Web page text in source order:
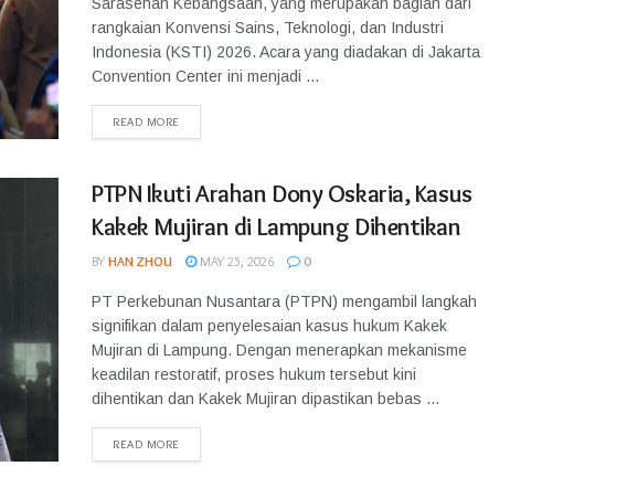
rangkaian Konvensi Sains, Teknologi, dan Industri
Indonesia (KSTI) 2026. Acara yang diadakan di Jakarta
Convention Center ini menjadi ...
READ MORE
PTPN Ikuti Arahan Dony Oskaria, Kasus
Kakek Mujiran di Lampung Dihentikan
BY HAN ZHOU MAY 25, 2026 0
PT Perkebunan Nusantara (PTPN) mengambil langkah
signifikan dalam penyelesaian kasus hukum Kakek
Mujiran di Lampung. Dengan menerapkan mekanisme
keadilan restoratif, proses hukum tersebut kini
dihentikan dan Kakek Mujiran dipastikan bebas ...
READ MORE